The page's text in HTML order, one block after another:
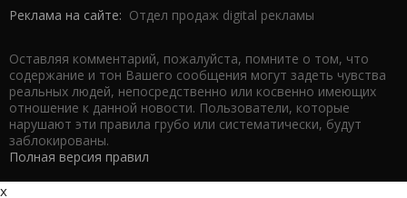
Реклама на сайте: Отдел продаж digital рекламы
Оставляя комментарий, пожалуйста, помните о том, что
содержание и тон Вашего сообщения могут задеть чувства
реальных людей, непосредственно или косвенно имеющих
отношение к данной новости. Пользователи, которые
нарушают эти правила грубо или систематически, будут
заблокированы.
Полная версия правил
x